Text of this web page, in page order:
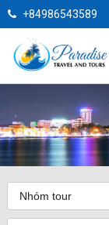
+84986543589